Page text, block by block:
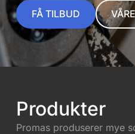
FÅ TILBUD
Produkter
Promas produserer mye